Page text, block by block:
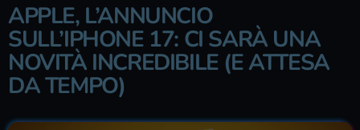
APPLE, L’ANNUNCIO
SULL’IPHONE 17: CI SARÀ UNA
NOVITÀ INCREDIBILE (E ATTESA
DA TEMPO)